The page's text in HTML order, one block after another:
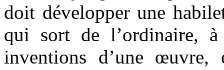
doit développer une
qui sort de l’ordinaire,
inventions d’une